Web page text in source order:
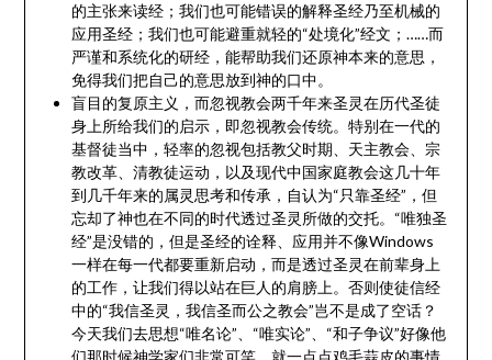
的主张来读经；我们也可能错误的解释圣经乃至机械的
应用圣经；我们也可能避重就轻的“处境化”经文；……而
严谨和系统化的研经，能帮助我们还原神本来的意思，
免得我们把自己的意思放到神的口中。
盲目的复原主义，而忽视教会两千年来圣灵在历代圣徒
身上所给我们的启示，即忽视教会传统。特别在一代的
基督徒当中，轻率的忽视包括教父时期、天主教会、宗
教改革、清教徒运动，以及现代中国家庭教会这几十年
到几千年来的属灵思考和传承，自认为“只靠圣经”，但
忘却了神也在不同的时代透过圣灵所做的交托。“唯独圣
经”是没错的，但是圣经的诠释、应用并不像Windows
一样在每一代都要重新启动，而是透过圣灵在前辈身上
的工作，让我们得以站在巨人的肩膀上。否则使徒信经
中的“我信圣灵，我信圣而公之教会”岂不是成了空话？
今天我们去思想“唯名论”、“唯实论”、“和子争议”好像他